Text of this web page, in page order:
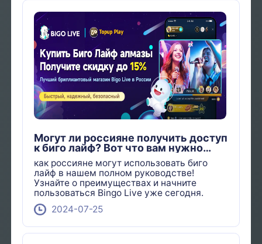
Могут ли россияне получить доступ
к биго лайф? Вот что вам нужно
как россияне могут использовать биго
лайф в нашем полном руководстве!
Узнайте о преимуществах и начните
пользоваться Bingo Live уже сегодня.
2024-07-25